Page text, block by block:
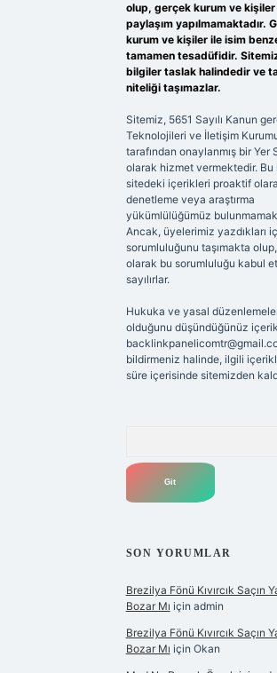
olup, gerçek kurum ve kişiler
paylaşım yapılmamaktadır.
kurum ve kişiler ile isim
tamamen tesadüfidir.
bilgiler taslak halindedir ve
niteliği taşımazlar.
Sitemiz, 5651 Sayılı Kanun
Teknolojileri ve İletişim
tarafından onaylanmış bir Yer
olarak hizmet vermektedir. Bu
sitedeki içerikleri proaktif
denetleme veya araştırma
yükümlülüğümüz
Ancak, üyelerimiz yazdıkları
sorumluluğunu taşımakta
olarak bu sorumluluğu kabul
sayılırlar.
Hukuka ve yasal
olduğunu düşündüğünüz
bildirmeniz halinde, ilgili
süre içerisinde sitemizden
SON YORUMLAR
Brezilya Fönü Kıvırcık Saçın
Bozar Mı için admin
Brezilya Fönü Kıvırcık Saçın
Bozar Mı için Okan